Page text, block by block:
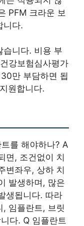
PFM 크라운 보
니다.
습니다. 비용 부
강보험심사평가
만 부담하면 됩
원합니다.
를 해야하나? A
면, 조건없이 치
변좌우, 상하 치
발생하며, 많은
생됩니다. 따라
, 임플란트, 브릿
다. Q 임플란트